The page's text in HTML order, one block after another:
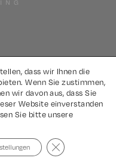
dass wir Ihnen die
Wenn Sie zustimmen,
wir davon aus, dass Sie
Website einverstanden
Sie bitte unsere
Close GDPR